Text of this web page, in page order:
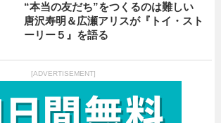
“本当の友だち”をつくるのは難しい
唐沢寿明＆広瀬アリスが『トイ・スト
ーリー５』を語る
[ADVERTISEMENT]